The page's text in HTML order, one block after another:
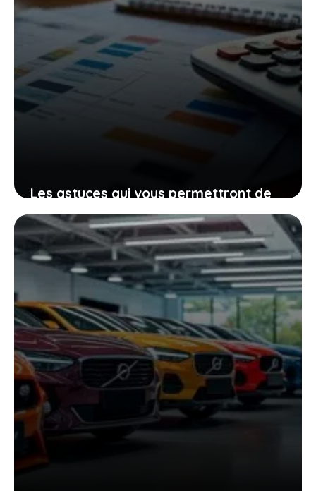
Les astuces qui vous permettront de
décider entre posséder ou louer un
véhicule spécifique facilement
3 février 2026